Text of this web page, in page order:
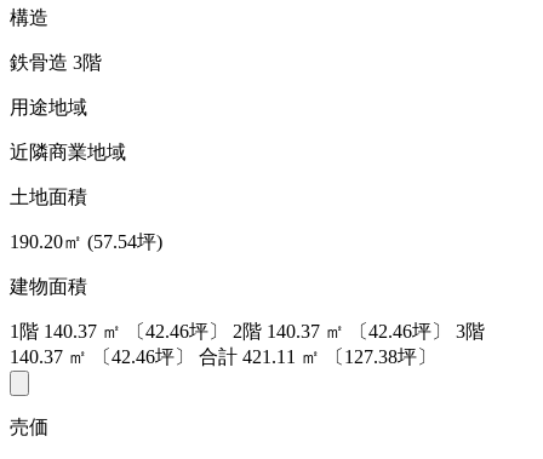
構造
鉄骨造 3階
用途地域
近隣商業地域
土地面積
190.20㎡ (57.54坪)
建物面積
1階 140.37 ㎡ 〔42.46坪〕 2階 140.37 ㎡ 〔42.46坪〕
3階
140.37 ㎡ 〔42.46坪〕 合計 421.11 ㎡ 〔127.38坪〕
売価